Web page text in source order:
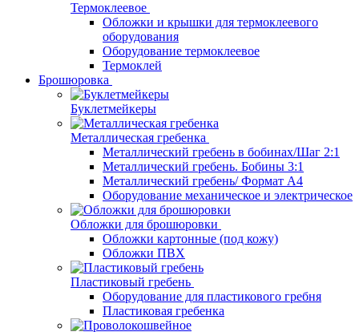
Термоклеевое
Обложки и крышки для термоклеевого
оборудования
Оборудование термоклеевое
Термоклей
Брошюровка
Буклетмейкеры
Металлическая гребенка
Металлический гребень в бобинах/Шаг 2:1
Металлический гребень. Бобины 3:1
Металлический гребень/ Формат А4
Оборудование механическое и электрическое
Обложки для брошюровки
Обложки картонные (под кожу)
Обложки ПВХ
Пластиковый гребень
Оборудование для пластикового гребня
Пластиковая гребенка